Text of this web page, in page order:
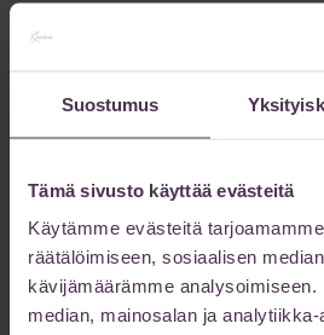
Suostumus
Tämä sivusto käyttää evästeitä
Käytämme evästeitä
räätälöimiseen, sosiaalisen
kävijämäärämme
median, mainosalan ja
olisin tehnyt yhtäkään täysin
ilman laaja-alaista
Kuinka kauan vatsan
13/02/2026
Vatsan muotoilun toipuminen kestää
Lue toipumisajan vaiheet ja
Lue lisää »